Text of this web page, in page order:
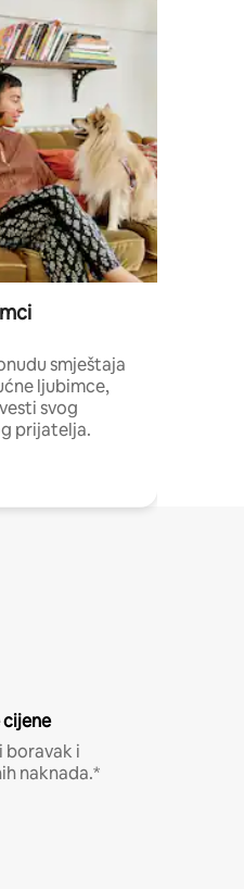
smještaja
ljubimce,
svog
prijatelja.
cijene
boravak i
naknada.*